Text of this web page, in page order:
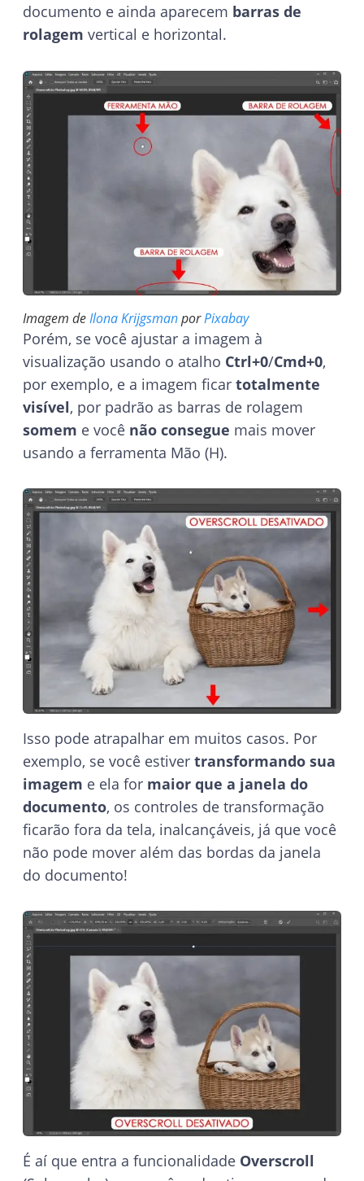
documento e ainda aparecem barras de
rolagem vertical e horizontal.
Imagem deIlona KrijgsmanporPixabay
Porém, se você ajustar a imagem à
visualização usando o atalho Ctrl+0/Cmd+0,
por exemplo, e a imagem ficar totalmente
visível, por padrão as barras de rolagem
somem e você não consegue mais mover
usando a ferramenta Mão (H).
Isso pode atrapalhar em muitos casos. Por
exemplo, se você estiver transformando sua
imagem e ela for maior que a janela do
documento, os controles de transformação
ficarão fora da tela, inalcançáveis, já que você
não pode mover além das bordas da janela
do documento!
É aí que entra a funcionalidade Overscroll